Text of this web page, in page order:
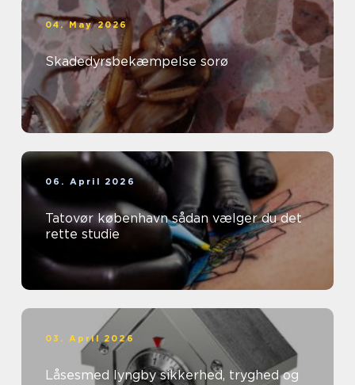
04. May 2026
Skadedyrsbekæmpelse sorø
06. April 2026
Tatovør københavn sådan vælger du det
rette studie
03. April 2026
Låsesmed lyngby sikkerhed, tryghed og